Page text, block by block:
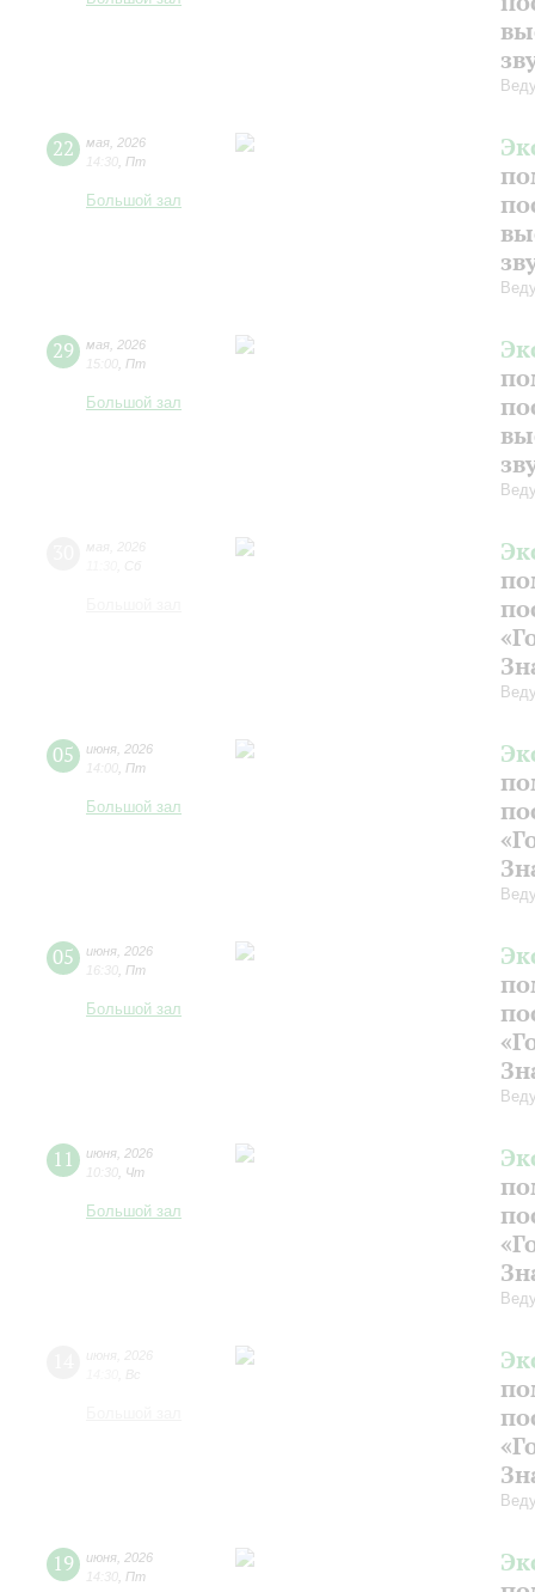
22 мая 2026
14:30 Пт
Большой зал
29 мая 2026
15:00 Пт
Большой зал
05 июня 2026
14:00 Пт
Большой зал
05 июня 2026
16:30 Пт
Большой зал
11 июня 2026
10:30 Чт
Большой зал
19 июня 2026
14:30 Пт